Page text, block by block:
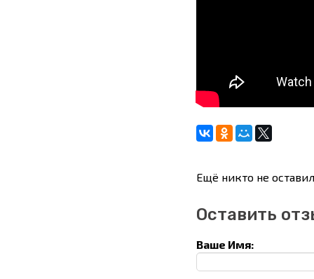
Ещё никто не
Оставить
Ваше Имя: